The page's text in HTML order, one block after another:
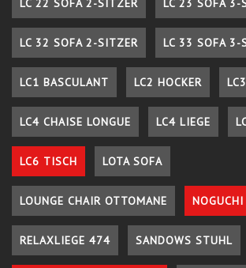
LC 22 SOFA 2-SITZER LC 23 SOFA 3-
LC 32 SOFA 2-SITZER LC 33 SOFA 3-
LC1 BASCULANT LC2 HOCKER
LC4 CHAISE LONGUE LC4 LIEGE
LC6 TISCH LOTA SOFA
LOUNGE CHAIR OTTOMANE
RELAXLIEGE 474 SANDOWS STUHL